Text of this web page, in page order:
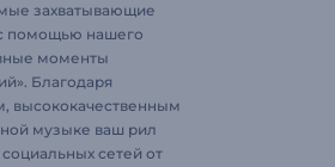
захватывающие
помощью нашего
моменты
Благодаря
высококачественным
музыке ваш рил
сетей от